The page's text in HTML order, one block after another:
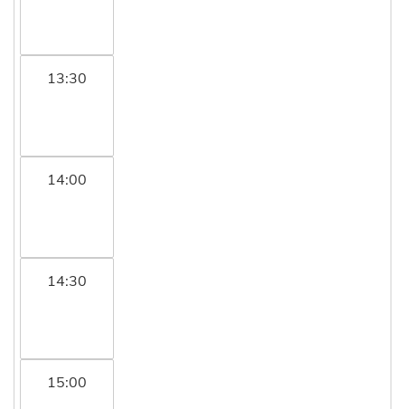
13:30
14:00
14:30
15:00